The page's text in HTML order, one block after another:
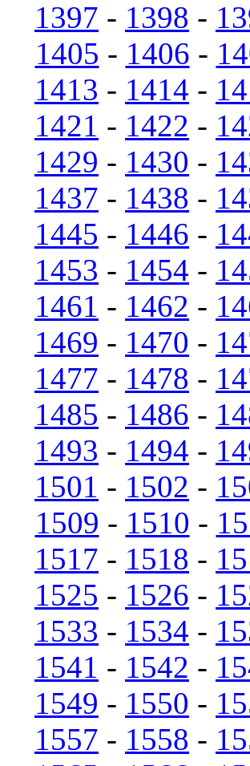
1397 - 1398 -
1405 - 1406 -
1413 - 1414 -
1421 - 1422 -
1429 - 1430 -
1437 - 1438 -
1445 - 1446 -
1453 - 1454 -
1461 - 1462 -
1469 - 1470 -
1477 - 1478 -
1485 - 1486 -
1493 - 1494 -
1501 - 1502 -
1509 - 1510 -
1517 - 1518 -
1525 - 1526 -
1533 - 1534 -
1541 - 1542 -
1549 - 1550 -
1557 - 1558 -